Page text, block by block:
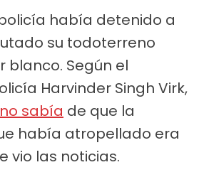
policía había detenido a
su todoterreno
blanco. Según el
Harvinder Singh Virk,
sabía de que la
había atropellado era
vio las noticias.